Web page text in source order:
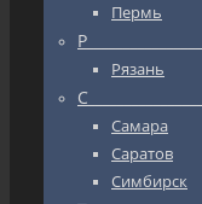
Пермь
Р_________________
Рязань
С_________________
Самара
Саратов
Симбирск